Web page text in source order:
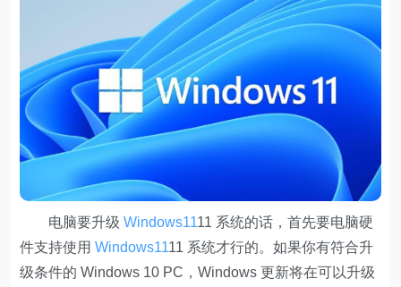
电脑要升级Windows1111 系统的话，首先要电脑硬
件支持使用Windows1111 系统才行的。如果你有符合升
级条件的 Windows 10 PC，Windows 更新将在可以升级